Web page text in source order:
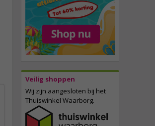
Veilig shoppen
Wij zijn aangesloten bij het
Thuiswinkel Waarborg.